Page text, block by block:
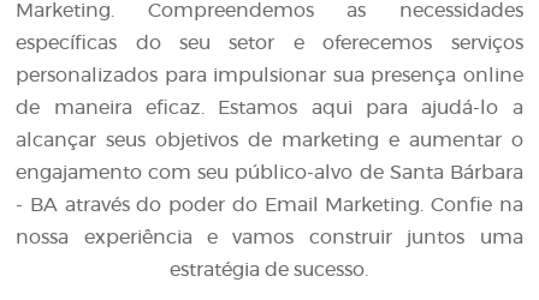
Marketing. Compreendemos as necessidades
específicas do seu setor e oferecemos serviços
personalizados para impulsionar sua presença online
de maneira eficaz. Estamos aqui para ajudá-lo a
alcançar seus objetivos de marketing e aumentar o
engajamento com seu público-alvo de Santa Bárbara
- BA através do poder do Email Marketing. Confie na
nossa experiência e vamos construir juntos uma
estratégia de sucesso.